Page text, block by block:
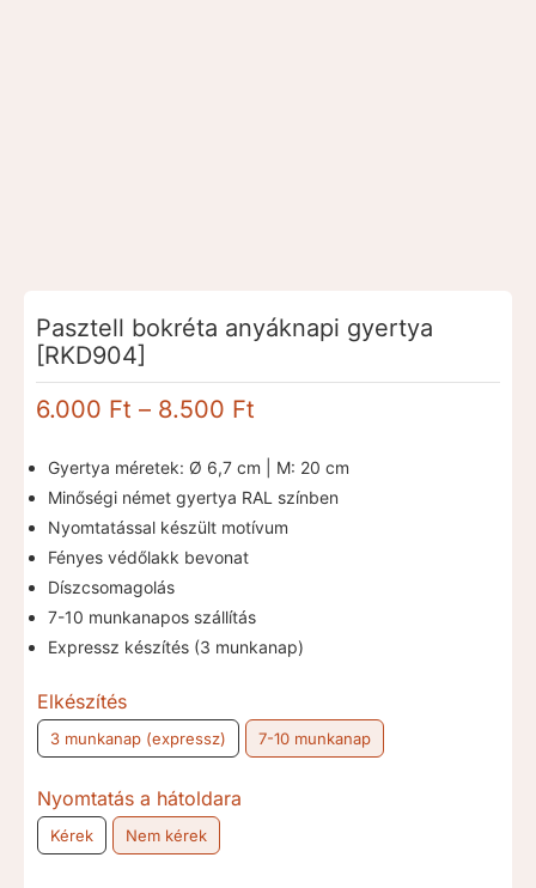
Pasztell bokréta anyáknapi gyertya
[RKD904]
6.000 Ft – 8.500 Ft
-
8.500 Ft
Gyertya méretek: Ø 6,7 cm | M: 20 cm
Minőségi német gyertya RAL színben
Nyomtatással készült motívum
Fényes védőlakk bevonat
Díszcsomagolás
7-10 munkanapos szállítás
Expressz készítés (3 munkanap)
Elkészítés
3 munkanap (expressz) 7-10 munkanap
Nyomtatás a hátoldara
Kérek Nem kérek